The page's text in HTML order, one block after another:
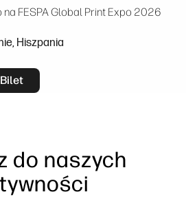
na FESPA Global Print Expo 2026
Hiszpania
do naszych